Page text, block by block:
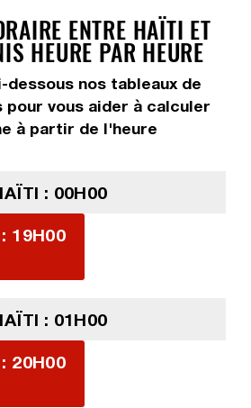
ENTRE HAÏTI ET
HEURE PAR HEURE
nos tableaux de
vous aider à calculer
à partir de l'heure
: 00H00
19H00
: 01H00
20H00